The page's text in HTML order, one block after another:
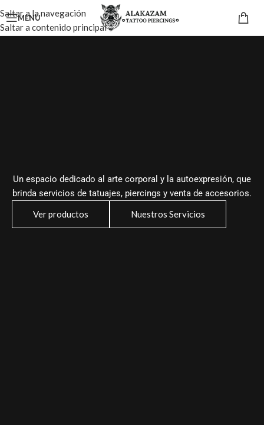
Saltar a la navegación
Saltar a contenido principal
MENÚ
Un espacio dedicado al arte corporal y la autoexpresión, que
brinda servicios de tatuajes, piercings y venta de accesorios.
Ver productos
Nuestros Servicios